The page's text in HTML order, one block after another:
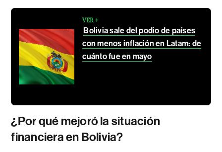
VER +
Bolivia sale del podio de países
con menos inflación en Latam: de
cuánto fue en mayo
¿Por qué mejoró la situación
financiera en Bolivia?